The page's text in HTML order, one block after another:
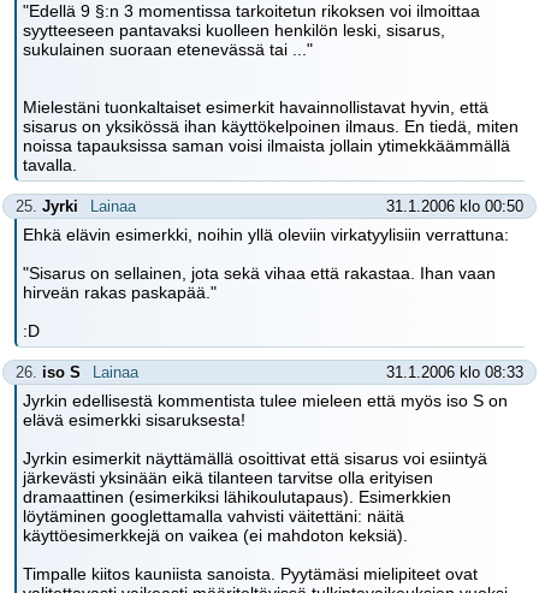
"Edellä 9 §:n 3 momentissa tarkoitetun rikoksen voi ilmoittaa
syytteeseen pantavaksi kuolleen henkilön leski, sisarus,
sukulainen suoraan etenevässä tai ..."
Mielestäni tuonkaltaiset esimerkit havainnollistavat hyvin, että
sisarus on yksikössä ihan käyttökelpoinen ilmaus. En tiedä, miten
noissa tapauksissa saman voisi ilmaista jollain ytimekkäämmällä
tavalla.
25. Jyrki Lainaa 31.1.2006 klo 00:50
Ehkä elävin esimerkki, noihin yllä oleviin virkatyylisiin verrattuna:
"Sisarus on sellainen, jota sekä vihaa että rakastaa. Ihan vaan
hirveän rakas paskapää."
:D
26. iso S Lainaa 31.1.2006 klo 08:33
Jyrkin edellisestä kommentista tulee mieleen että myös iso S on
elävä esimerkki sisaruksesta!
Jyrkin esimerkit näyttämällä osoittivat että sisarus voi esiintyä
järkevästi yksinään eikä tilanteen tarvitse olla erityisen
dramaattinen (esimerkiksi lähikoulutapaus). Esimerkkien
löytäminen googlettamalla vahvisti väitettäni: näitä
käyttöesimerkkejä on vaikea (ei mahdoton keksiä).
Timpalle kiitos kauniista sanoista. Pyytämäsi mielipiteet ovat